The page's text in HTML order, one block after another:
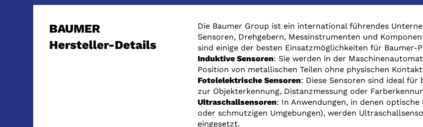
BAUMER
Hersteller-Details
Die Baumer Group ist ein international führendes
Sensoren, Drehgebern, Messinstrumenten und
sind einige der besten Einsatzmöglichkeiten für Baumer-
Induktive Sensoren: Sie werden in der
Position von metallischen Teilen ohne physischen
Fotolelektrische Sensoren: Diese Sensoren sind ideal für
zur Objekterkennung, Distanzmessung oder
Ultraschallsensoren: In Anwendungen, in denen
oder schmutzigen Umgebungen), werden
eingesetzt.